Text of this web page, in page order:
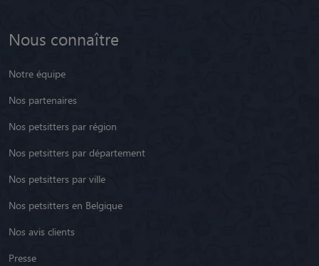
Nous connaître
Notre équipe
Nos partenaires
Nos petsitters par région
Nos petsitters par département
Nos petsitters par ville
Nos petsitters en Belgique
Nos avis clients
Presse